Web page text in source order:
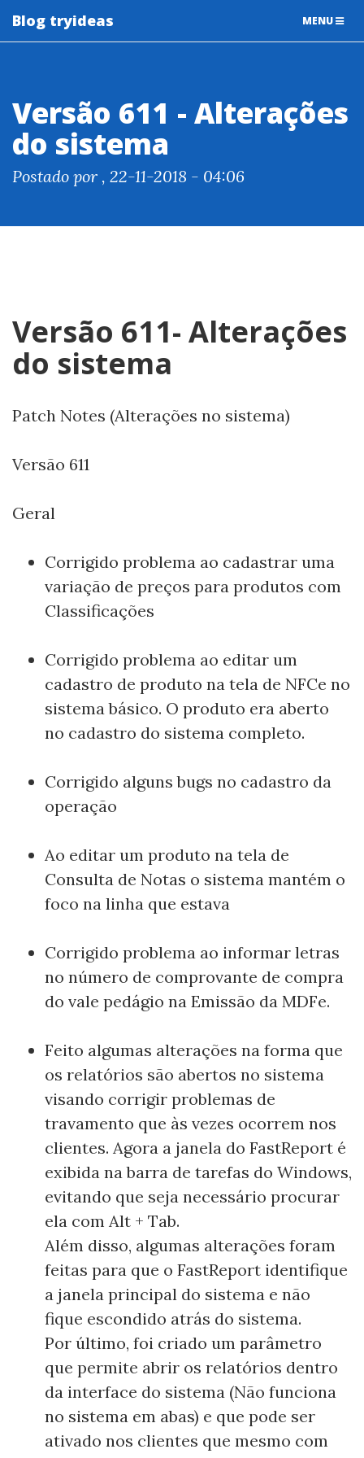
TOGGLE
MENU
Blog tryideas
Versão 611 - Alterações
do sistema
Postado por , 22-11-2018 - 04:06
Versão 611- Alterações
do sistema
Patch Notes (Alterações no sistema)
Versão 611
Geral
Corrigido problema ao cadastrar uma
variação de preços para produtos com
Classificações
Corrigido problema ao editar um
cadastro de produto na tela de NFCe no
sistema básico. O produto era aberto
no cadastro do sistema completo.
Corrigido alguns bugs no cadastro da
operação
Ao editar um produto na tela de
Consulta de Notas o sistema mantém o
foco na linha que estava
Corrigido problema ao informar letras
no número de comprovante de compra
do vale pedágio na Emissão da MDFe.
Feito algumas alterações na forma que
os relatórios são abertos no sistema
visando corrigir problemas de
travamento que às vezes ocorrem nos
clientes. Agora a janela do FastReport é
exibida na barra de tarefas do Windows,
evitando que seja necessário procurar
ela com Alt + Tab.
Além disso, algumas alterações foram
feitas para que o FastReport identifique
a janela principal do sistema e não
fique escondido atrás do sistema.
Por último, foi criado um parâmetro
que permite abrir os relatórios dentro
da interface do sistema (Não funciona
no sistema em abas) e que pode ser
ativado nos clientes que mesmo com